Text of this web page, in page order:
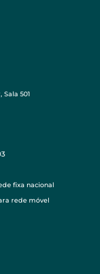
Sala 501
fixa nacional
rede móvel